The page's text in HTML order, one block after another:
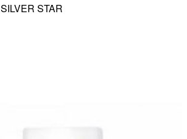
SILVER STAR